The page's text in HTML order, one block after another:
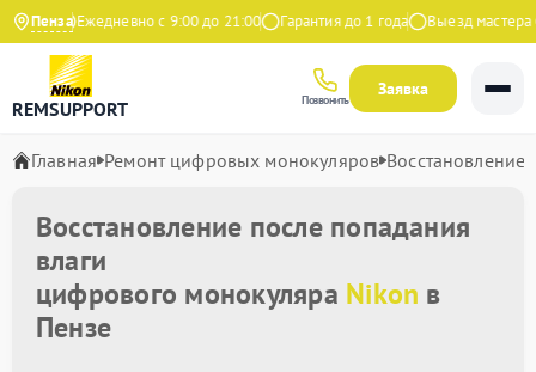
ПензаЕжедневно с 9:00 до 21:00 Гарантия до 1 года Выезд мастера
REMSUPPORT Позвонить
Заявка
Главная Ремонт цифровых монокуляров Восстановление
Восстановление после попадания
влаги
цифрового монокуляра Nikon в
Пензе